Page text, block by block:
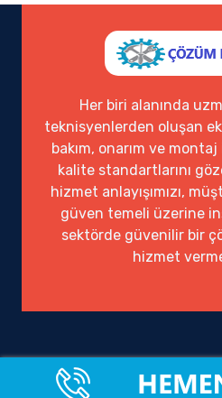
Her biri alanında
teknisyenlerden oluşan
bakım, onarım ve
kalite standartlarını
hizmet anlayışımızı,
güven temeli üzerine
sektörde güvenilir bir
hizmet
Ofisimiz